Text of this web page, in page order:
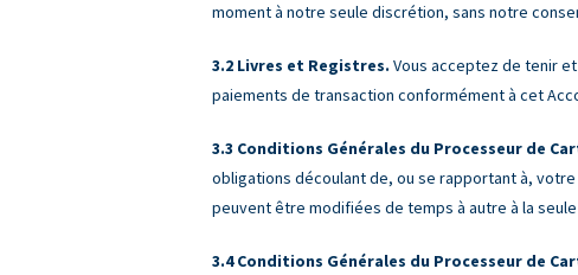
moment à notre seule discrétion, sans notre
Livres et Registres. Vous acceptez de tenir
paiements de transaction conformément à cet
Conditions Générales du Processeur de
obligations découlant de, ou se rapportant à,
peuvent être modifiées de temps à autre à la
Conditions Générales du Processeur de